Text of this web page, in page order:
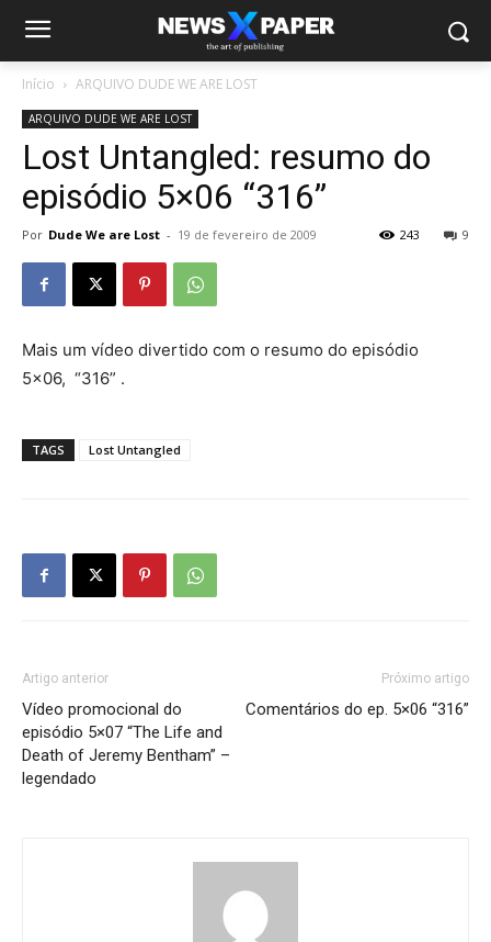
Início ARQUIVO DUDE WE ARE LOST
ARQUIVO DUDE WE ARE LOST
Lost Untangled: resumo do
episódio 5×06 “316”
Por Dude We are Lost - 19 de fevereiro de 2009 9
243
Mais um vídeo divertido com o resumo do episódio
5×06, “316” .
TAGS Lost Untangled
Artigo anterior
Vídeo promocional do
episódio 5×07 “The Life and
Death of Jeremy Bentham” –
legendado
Próximo artigo
Comentários do ep. 5×06 “316”